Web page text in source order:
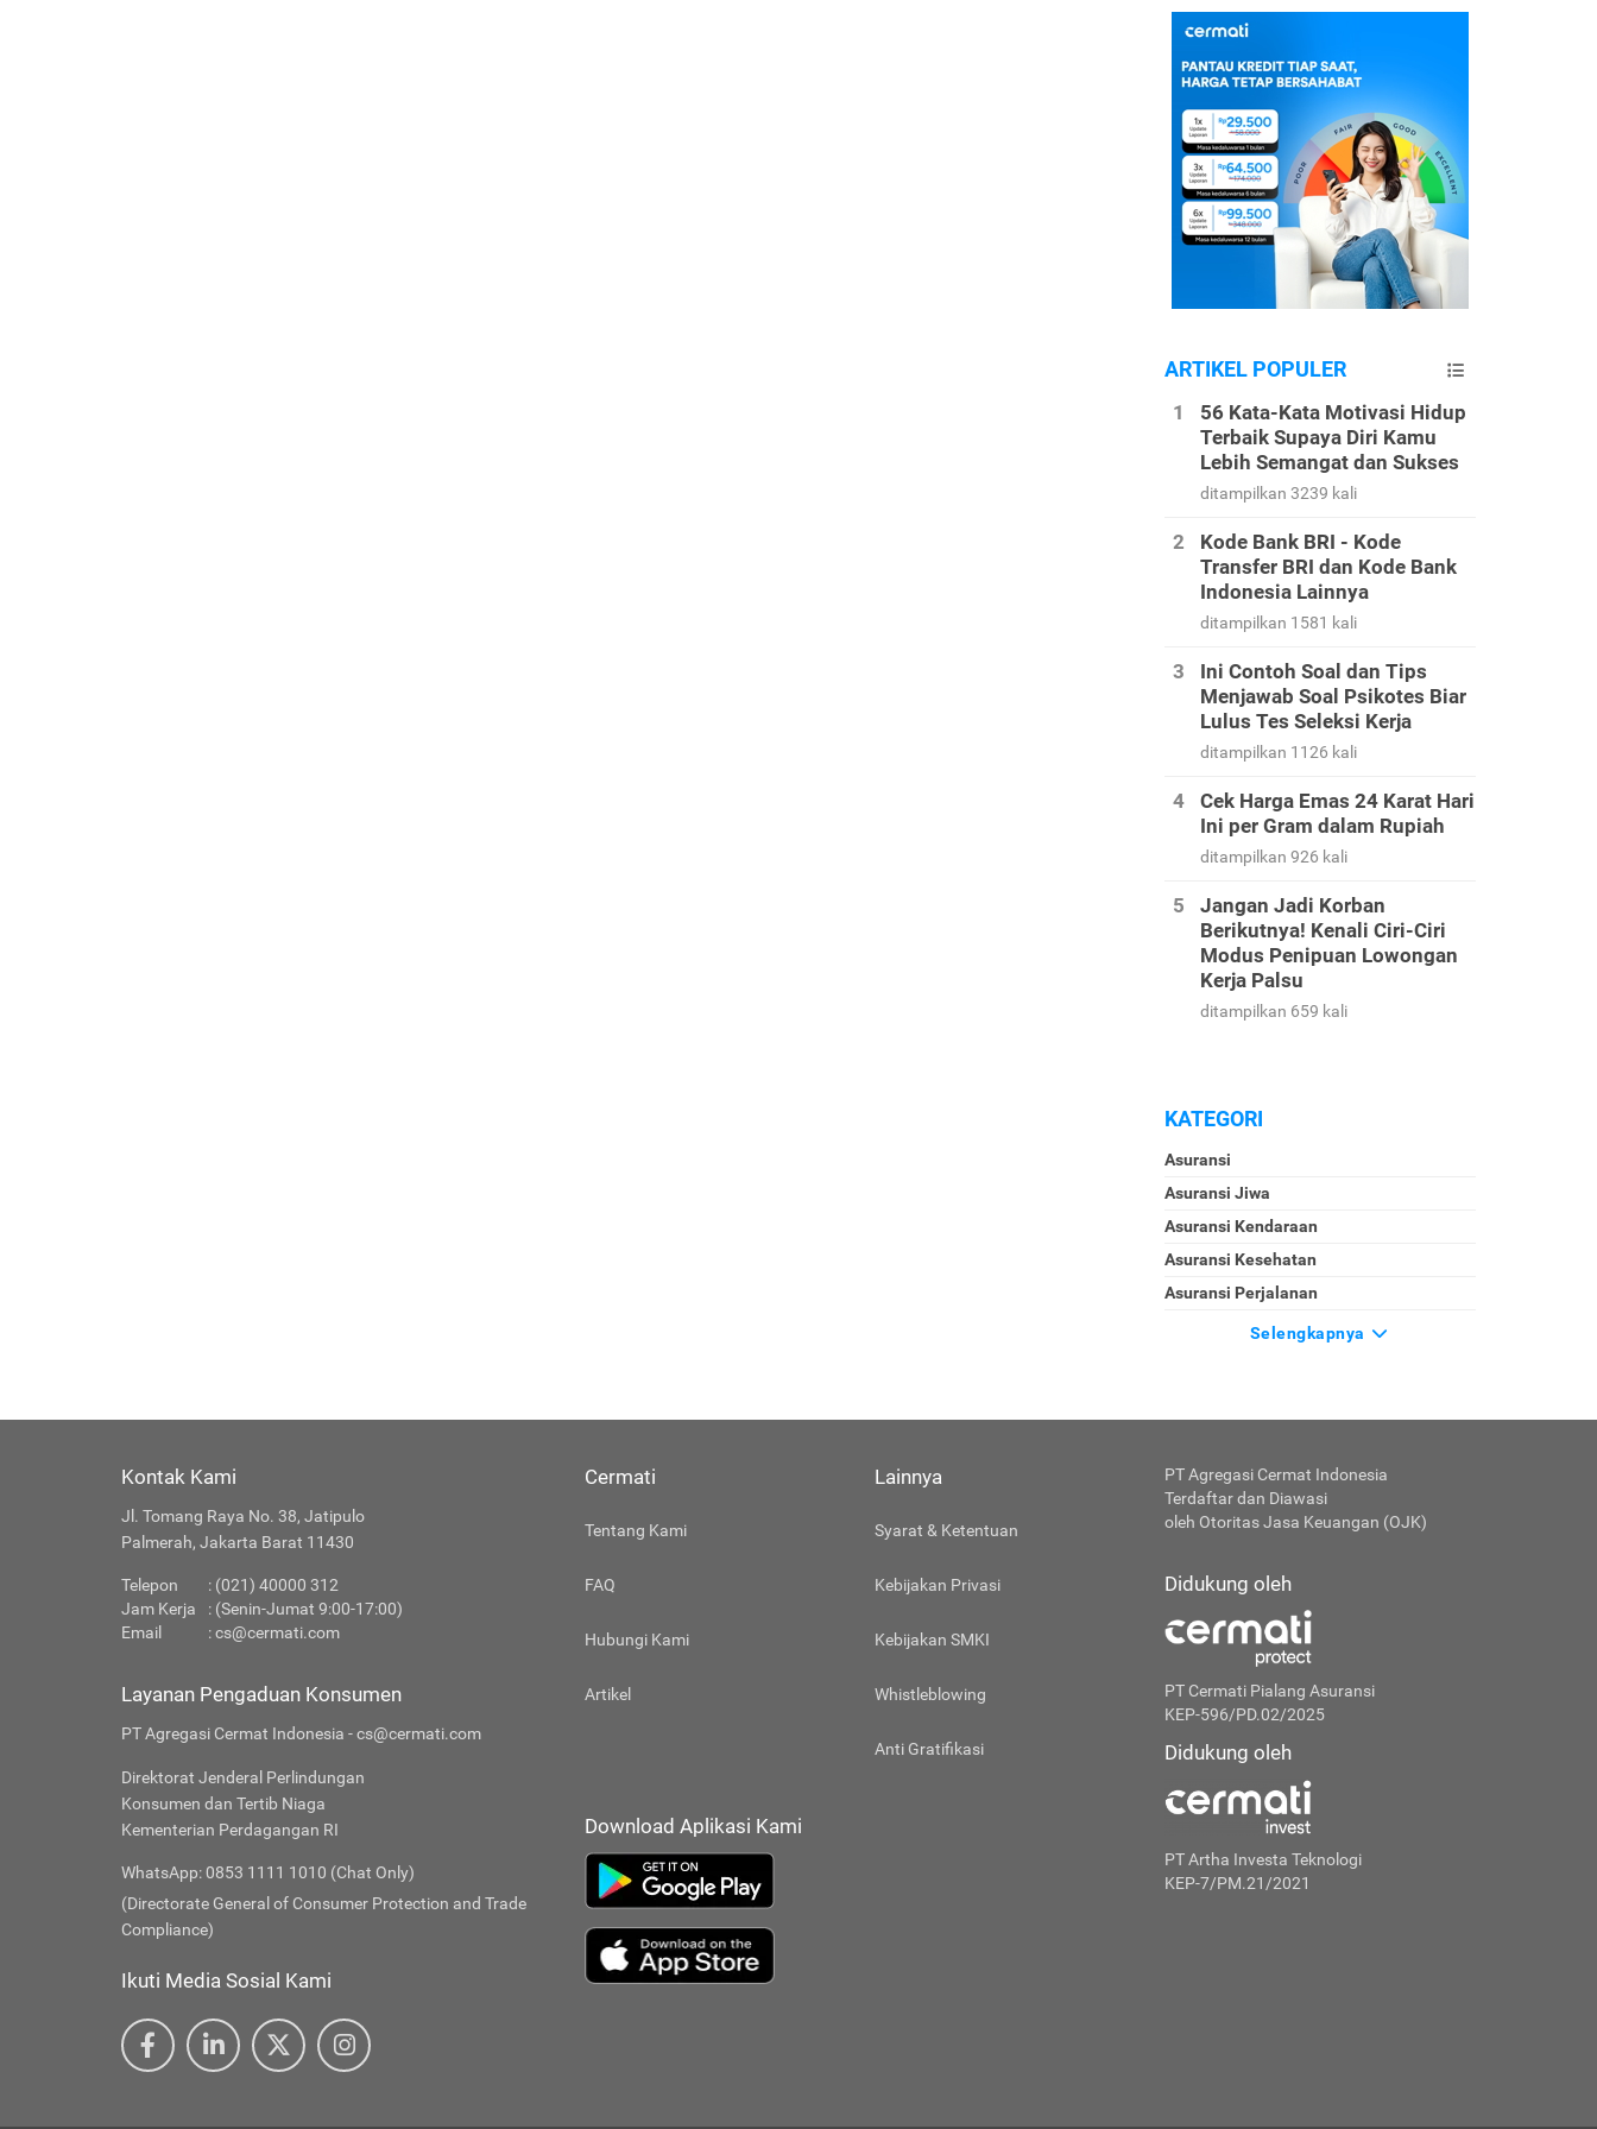
ARTIKEL POPULER
56 Kata-Kata Motivasi Hidup
Terbaik Supaya Diri Kamu
Lebih Semangat dan Sukses
ditampilkan 3239 kali
Kode Bank BRI - Kode
Transfer BRI dan Kode Bank
Indonesia Lainnya
ditampilkan 1581 kali
Ini Contoh Soal dan Tips
Menjawab Soal Psikotes Biar
Lulus Tes Seleksi Kerja
ditampilkan 1126 kali
Cek Harga Emas 24 Karat Hari
Ini per Gram dalam Rupiah
ditampilkan 926 kali
Jangan Jadi Korban
Berikutnya! Kenali Ciri-Ciri
Modus Penipuan Lowongan
Kerja Palsu
ditampilkan 659 kali
KATEGORI
Asuransi
Asuransi Jiwa
Asuransi Kendaraan
Asuransi Kesehatan
Asuransi Perjalanan
Selengkapnya
Kontak Kami
Jl. Tomang Raya No. 38, Jatipulo
Palmerah, Jakarta Barat 11430
Telepon
: (021) 40000 312
Jam Kerja
: (Senin-Jumat 9:00-17:00)
Email
:cs@cermati.com
Layanan Pengaduan Konsumen
PT Agregasi Cermat Indonesia - cs@cermati.com
Direktorat Jenderal Perlindungan
Konsumen dan Tertib Niaga
Kementerian Perdagangan RI
WhatsApp: 0853 1111 1010 (Chat Only)
(Directorate General of Consumer Protection and Trade
Compliance)
Ikuti Media Sosial Kami
Cermati
Tentang Kami
FAQ
Hubungi Kami
Artikel
Lainnya
Syarat & Ketentuan
Kebijakan Privasi
Kebijakan SMKI
Whistleblowing
Anti Gratifikasi
Download Aplikasi Kami
PT Agregasi Cermat Indonesia
Terdaftar dan Diawasi
oleh Otoritas Jasa Keuangan (OJK)
Didukung oleh
PT Cermati Pialang Asuransi
KEP-596/PD.02/2025
Didukung oleh
PT Artha Investa Teknologi
KEP-7/PM.21/2021